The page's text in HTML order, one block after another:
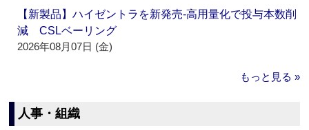
【新製品】ハイゼントラを新発売‐高用量化で投与本数削
減 CSLベーリング
2026年08月07日 (金)
もっと見る »
人事・組織